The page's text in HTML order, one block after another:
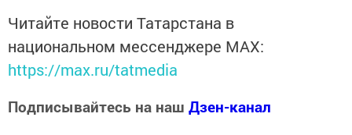
Читайте новости Татарстана в
национальном мессенджере MАХ:
https://max.ru/tatmedia
Подписывайтесь на наш Дзен-канал